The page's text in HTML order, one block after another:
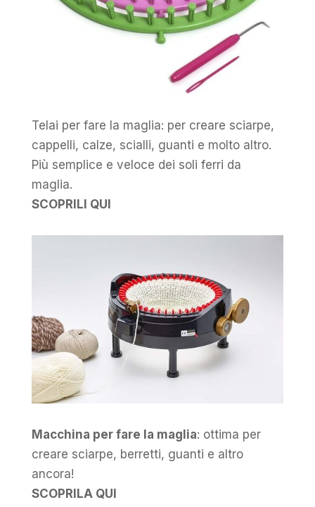
Telai per fare la maglia: per creare sciarpe,
cappelli, calze, scialli, guanti e molto altro.
Più semplice e veloce dei soli ferri da
maglia.
SCOPRILI QUI
Macchina per fare la maglia: ottima per
creare sciarpe, berretti, guanti e altro
ancora!
SCOPRILA QUI